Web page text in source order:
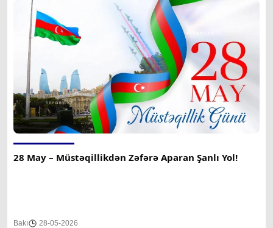
28 May – Müstəqillikdən Zəfərə Aparan Şanlı Yol!
Bakı 28-05-2026